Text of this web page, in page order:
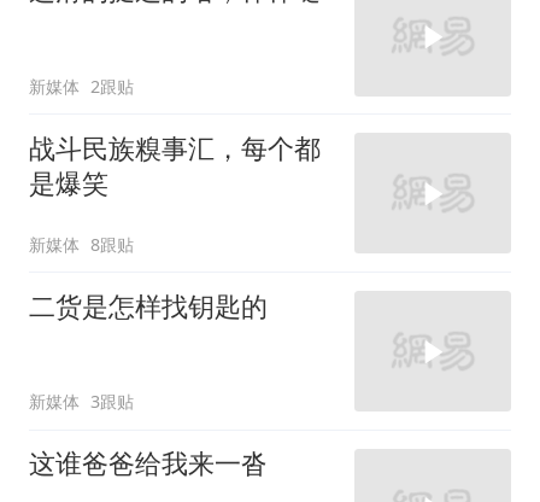
新媒体 2跟贴
战斗民族糗事汇，每个都
是爆笑
新媒体 8跟贴
二货是怎样找钥匙的
新媒体 3跟贴
这谁爸爸给我来一沓